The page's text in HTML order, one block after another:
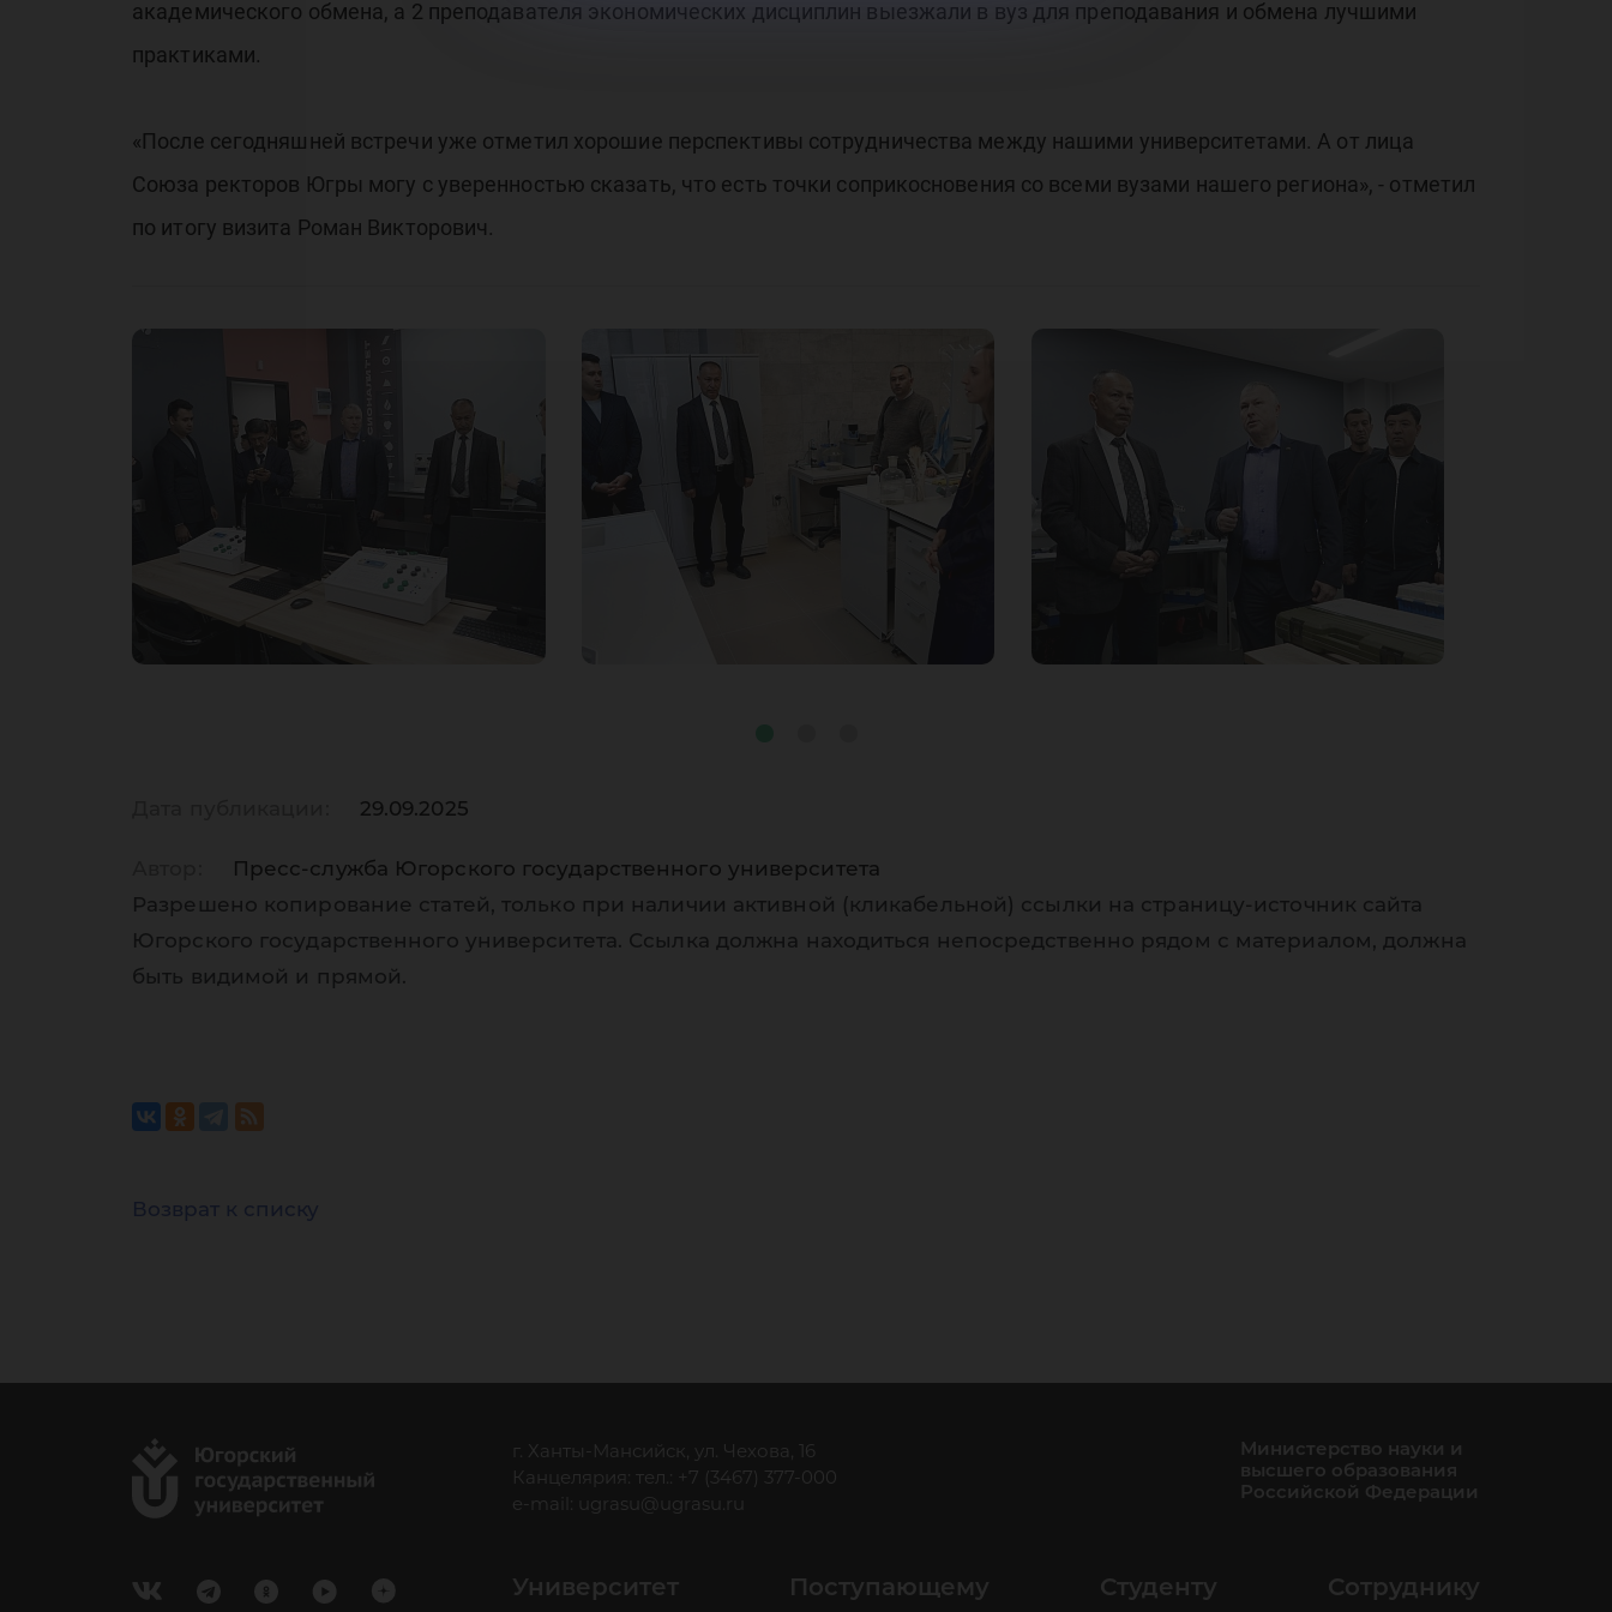
академического обмена, а 2 преподавателя экономических дисциплин выезжали в вуз для преподавания и обмена лучшими
практиками.
«После сегодняшней встречи уже отметил хорошие перспективы сотрудничества между нашими университетами. А от лица
Союза ректоров Югры могу с уверенностью сказать, что есть точки соприкосновения со всеми вузами нашего региона», - отметил
по итогу визита Роман Викторович.
29.09.2025
Пресс-служба Югорского государственного университета
Разрешено копирование статей, только при наличии активной (кликабельной) ссылки на страницу-источник сайта
Югорского государственного университета. Ссылка должна находиться непосредственно рядом с материалом, должна
быть видимой и прямой.
Возврат к списку
г. Ханты-Мансийск, ул. Чехова, 16
Канцелярия: тел.: +7 (3467) 377-000
e-mail:
ugrasu@ugrasu.ru
Министерство науки и
высшего образования
Российской Федерации
Университет Поступающему Студенту Сотруднику